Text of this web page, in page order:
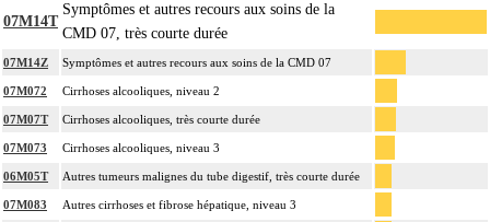
07M14T
Symptômes et autres recours aux soins de la
CMD 07, très courte durée
07M14Z Symptômes et autres recours aux soins de la CMD 07
07M072 Cirrhoses alcooliques, niveau 2
07M07T Cirrhoses alcooliques, très courte durée
07M073 Cirrhoses alcooliques, niveau 3
06M05T Autres tumeurs malignes du tube digestif, très courte durée
07M083 Autres cirrhoses et fibrose hépatique, niveau 3